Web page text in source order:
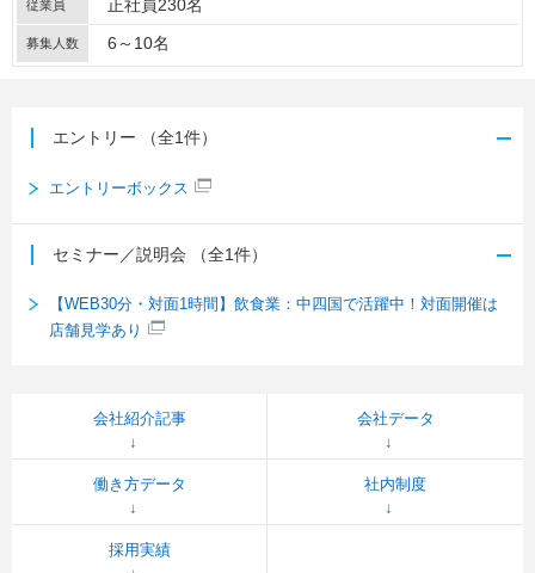
従業員 正社員230名
募集人数 6～10名
エントリー （全1件）
エントリーボックス
セミナー／説明会 （全1件）
【WEB30分・対面1時間】飲食業：中四国で活躍中！対面開催は
店舗見学あり
会社紹介記事 会社データ
働き方データ 社内制度
採用実績